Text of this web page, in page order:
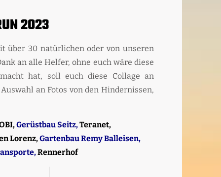
2023
über 30 natürlichen oder von unseren
an alle Helfer, ohne euch wäre diese
hat, soll euch diese Collage an
an Fotos von den Hindernissen,
Gerüstbau Seitz,Teranet,
Lorenz,Gartenbau Remy Balleisen,
Rennerhof